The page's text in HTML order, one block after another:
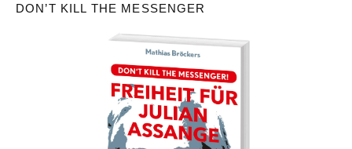
DON’T KILL THE MESSENGER